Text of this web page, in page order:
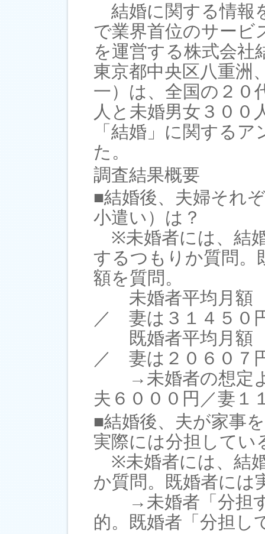
結婚に関する情報
で業界首位のサービ
を運営する株式会社
東京都中央区八重洲
一）は、全国の２０
人と未婚男女３００
「結婚」に関する
た。
調査結果概要
■結婚後、夫婦それ
小遣い）は？
※未婚者には、結
するつもりか質問。
額を質問。
未婚者平均月額
／ 妻は３１４５０
既婚者平均月額
／ 妻は２０６０７
→未婚者の想定よ
夫６０００円／妻１
■結婚後、夫が家事
実際には分担してい
※未婚者には、結
か質問。既婚者には
→未婚者「分担す
的。既婚者「分担し